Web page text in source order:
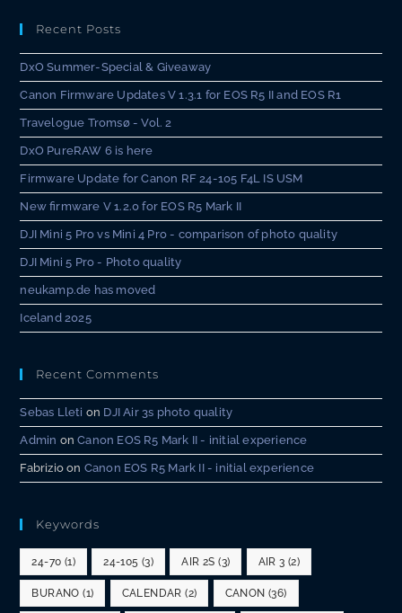
Recent Posts
DxO Summer-Special & Giveaway
Canon Firmware Updates V 1.3.1 for EOS R5 II and EOS R1
Travelogue Tromsø - Vol. 2
DxO PureRAW 6 is here
Firmware Update for Canon RF 24-105 F4L IS USM
New firmware V 1.2.0 for EOS R5 Mark II
DJI Mini 5 Pro vs Mini 4 Pro - comparison of photo quality
DJI Mini 5 Pro - Photo quality
neukamp.de has moved
Iceland 2025
Recent Comments
Sebas Lleti on DJI Air 3s photo quality
Admin onCanon EOS R5 Mark II - initial experience
Fabrizio on Canon EOS R5 Mark II - initial experience
Keywords
24-70 (1) 24-105 (3) AIR 2S (3) AIR 3 (2)
BURANO (1) CALENDAR (2) CANON (36)